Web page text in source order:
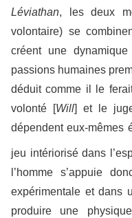
Léviathan, les deux
volontaire) se
créent une
passions humaines
déduit comme il le
volonté [Will] et le
dépendent eux-mêmes
jeu intériorisé dans
l’homme s’appuie
expérimentale et dans
produire une